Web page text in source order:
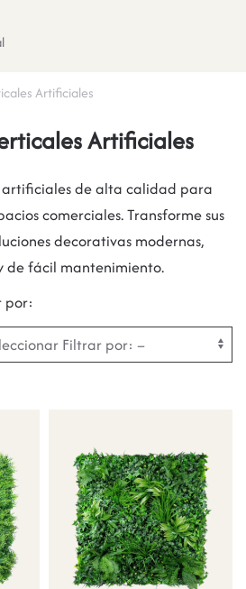
Artificiales
Artificiales
artificiales de alta calidad para
comerciales. Transforme sus
decorativas modernas,
de fácil mantenimiento.
por: